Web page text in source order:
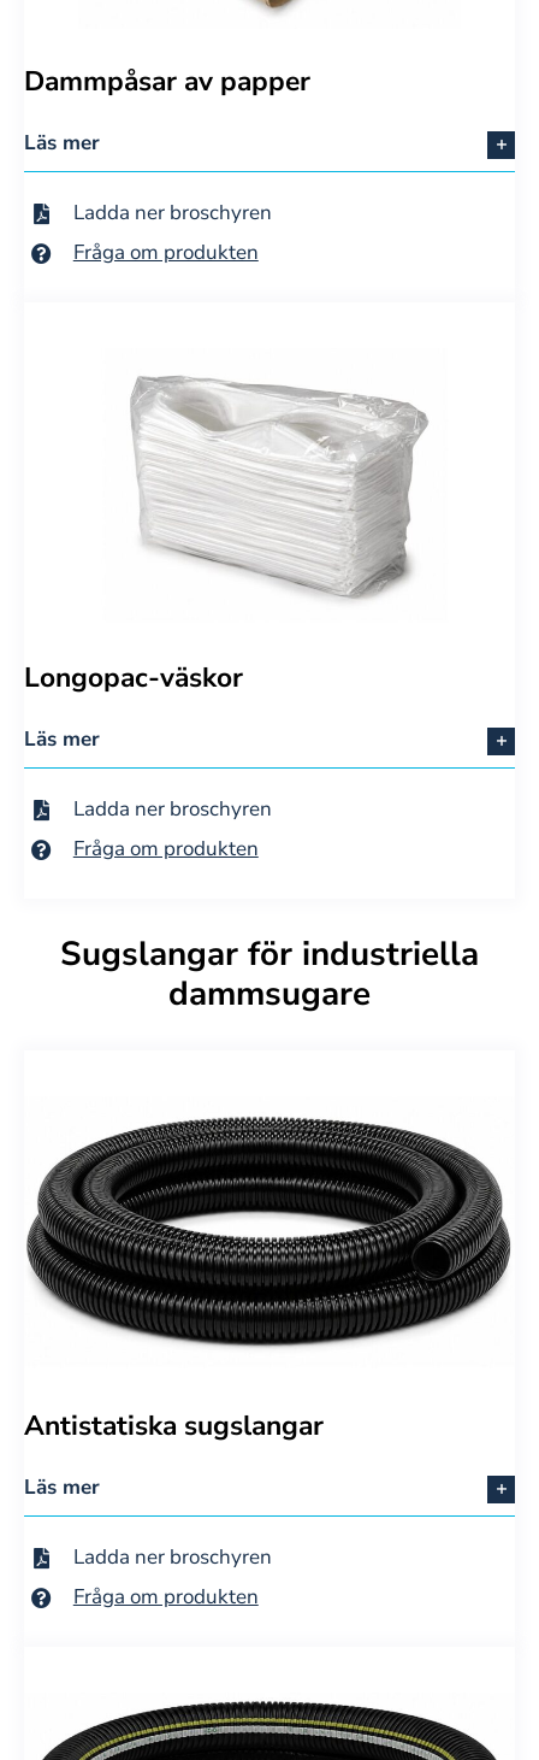
Dammpåsar av papper
Läs mer
Ladda ner broschyren
Fråga om produkten
Longopac-väskor
Läs mer
Ladda ner broschyren
Fråga om produkten
Sugslangar för industriella
dammsugare
Antistatiska sugslangar
Läs mer
Ladda ner broschyren
Fråga om produkten